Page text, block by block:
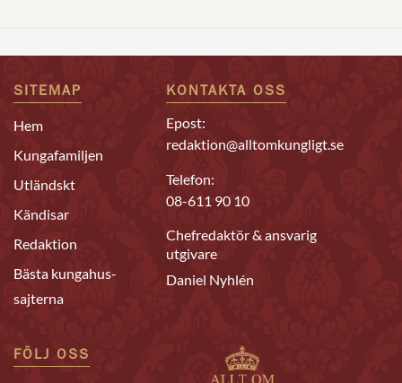
SITEMAP
Hem
Kungafamiljen
Utländskt
Kändisar
Redaktion
Bästa kungahus-
sajterna
KONTAKTA OSS
Epost:
redaktion@alltomkungligt.se
Telefon:
08-611 90 10
Chefredaktör & ansvarig
utgivare
Daniel Nyhlén
FÖLJ OSS